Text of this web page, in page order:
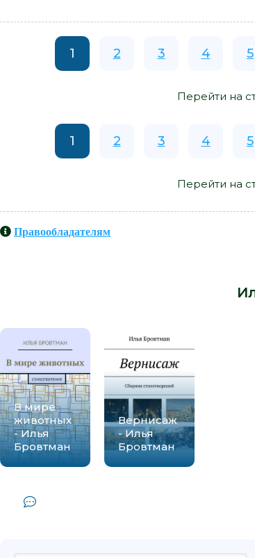
1 2 3 4 5
Перейти на
1 2 3 4 5
Перейти на
Правообладателям
В мире
животных
- Илья
Бровтман
Вернисаж
- Илья
Бровтман